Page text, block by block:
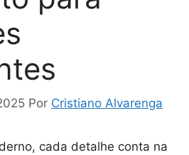
Por Cristiano Alvarenga
cada detalhe conta na